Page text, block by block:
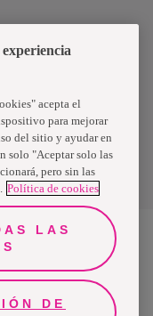
ayuda?
mundo,
acepta el
para mejorar
del sitio y ayudar en
solo "Aceptar solo las
pero sin las
Política de cookies
LAS
DE